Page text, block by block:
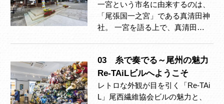
一宮という市名に由来するのは、
「尾張国一之宮」である真清田神
社。 一宮を語る上で、真清田…
03 糸で奏でる～尾州の魅力
Re-TAiLビルへようこそ
レトロな外観が目を引く「Re-TAi
L」尾西繊維協会ビルの魅力と、